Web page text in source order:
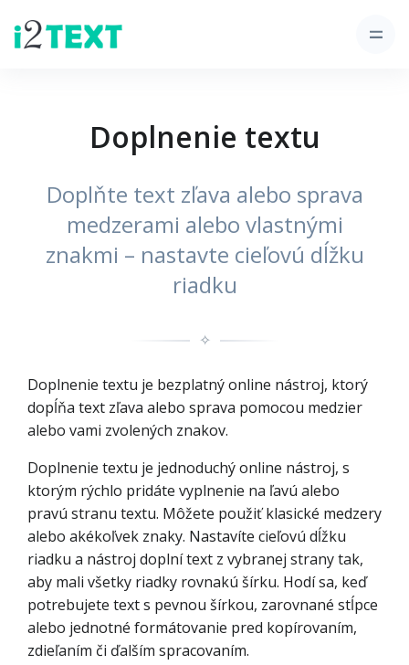
Doplnenie textu
Doplňte text zľava alebo sprava
medzerami alebo vlastnými
znakmi – nastavte cieľovú dĺžku
riadku
✧
Doplnenie textu je bezplatný online nástroj, ktorý
dopĺňa text zľava alebo sprava pomocou medzier
alebo vami zvolených znakov.
Doplnenie textu je jednoduchý online nástroj, s
ktorým rýchlo pridáte vyplnenie na ľavú alebo
pravú stranu textu. Môžete použiť klasické medzery
alebo akékoľvek znaky. Nastavíte cieľovú dĺžku
riadku a nástroj doplní text z vybranej strany tak,
aby mali všetky riadky rovnakú šírku. Hodí sa, keď
potrebujete text s pevnou šírkou, zarovnané stĺpce
alebo jednotné formátovanie pred kopírovaním,
zdieľaním či ďalším spracovaním.